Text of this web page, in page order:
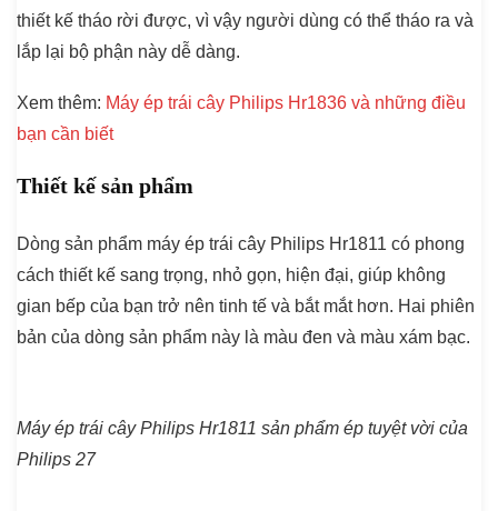
thiết kế tháo rời được, vì vậy người dùng có thể tháo ra và
lắp lại bộ phận này dễ dàng.
Xem thêm: Máy ép trái cây Philips Hr1836 và những điều
bạn cần biết
Thiết kế sản phẩm
Dòng sản phẩm máy ép trái cây Philips Hr1811 có phong
cách thiết kế sang trọng, nhỏ gọn, hiện đại, giúp không
gian bếp của bạn trở nên tinh tế và bắt mắt hơn. Hai phiên
bản của dòng sản phẩm này là màu đen và màu xám bạc.
Máy ép trái cây Philips Hr1811 sản phẩm ép tuyệt vời của
Philips 27